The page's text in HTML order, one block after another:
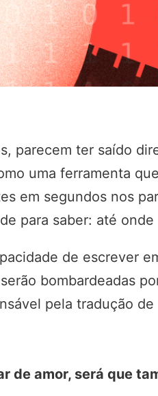
parecem ter saído
uma ferramenta
em segundos nos
para saber: até onde
de escrever
bombardeadas
pela tradução
de amor, será que